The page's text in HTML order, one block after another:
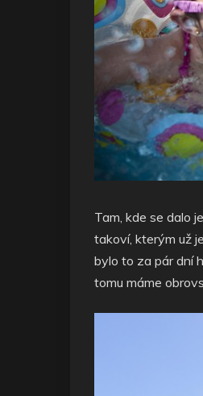
Tam, kde se dalo
takoví, kterým už
bylo to za pár dní
tomu máme